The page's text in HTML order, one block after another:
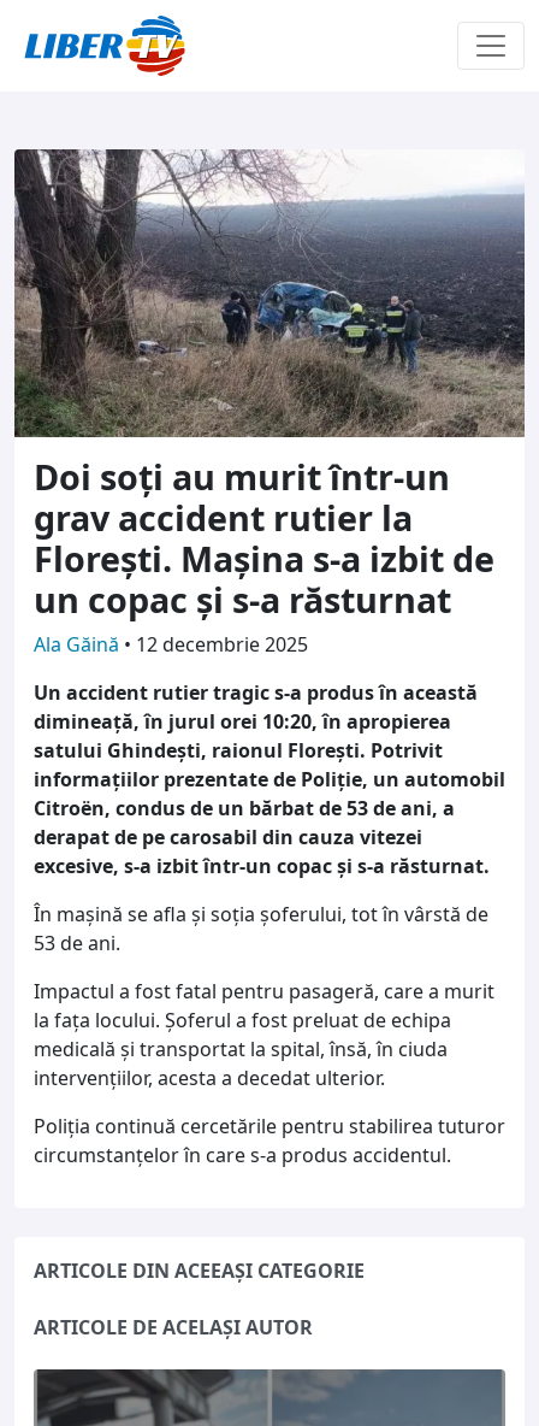
Doi soți au murit într-un
grav accident rutier la
Florești. Mașina s-a izbit de
un copac și s-a răsturnat
Ala Găină • 12 decembrie 2025
Un accident rutier tragic s-a produs în această
dimineață, în jurul orei 10:20, în apropierea
satului Ghindești, raionul Florești. Potrivit
informațiilor prezentate de Poliție, un automobil
Citroën, condus de un bărbat de 53 de ani, a
derapat de pe carosabil din cauza vitezei
excesive, s-a izbit într-un copac și s-a răsturnat.
În mașină se afla și soția șoferului, tot în vârstă de
53 de ani.
Impactul a fost fatal pentru pasageră, care a murit
la fața locului. Șoferul a fost preluat de echipa
medicală și transportat la spital, însă, în ciuda
intervențiilor, acesta a decedat ulterior.
Poliția continuă cercetările pentru stabilirea tuturor
circumstanțelor în care s-a produs accidentul.
ARTICOLE DIN ACEEAȘI CATEGORIE
ARTICOLE DE ACELAȘI AUTOR